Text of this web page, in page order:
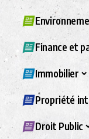
Finance et
Immobilier
Propriété
Droit Public